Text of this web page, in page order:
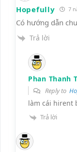
Hopefully 7
Có hướng dẫn
Trả lời
Phan Thanh
Reply to
làm cái hirent
Trả lời